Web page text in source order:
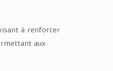
à renforcer
aux